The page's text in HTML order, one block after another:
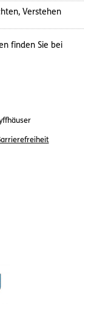
Verstehen
finden Sie bei